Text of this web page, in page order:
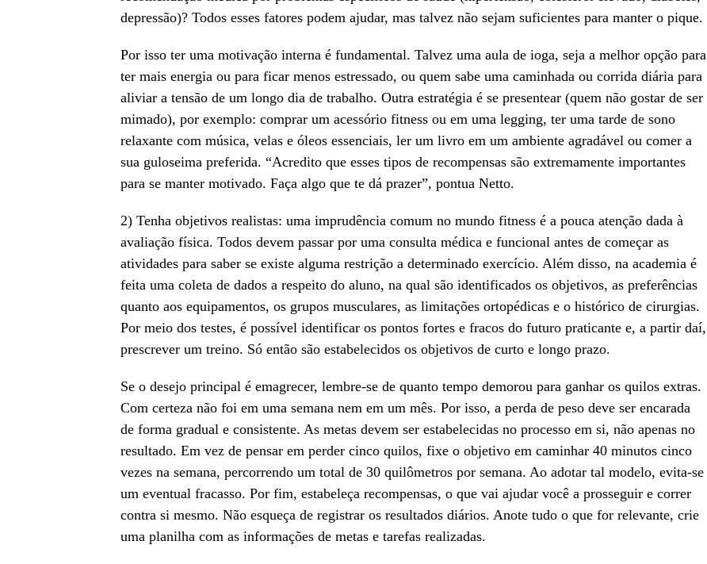
depressão)? Todos esses fatores podem ajudar, mas talvez não sejam suficientes para manter o pique.
Por isso ter uma motivação interna é fundamental. Talvez uma aula de ioga, seja a melhor opção para
ter mais energia ou para ficar menos estressado, ou quem sabe uma caminhada ou corrida diária para
aliviar a tensão de um longo dia de trabalho. Outra estratégia é se presentear (quem não gostar de ser
mimado), por exemplo: comprar um acessório fitness ou em uma legging, ter uma tarde de sono
relaxante com música, velas e óleos essenciais, ler um livro em um ambiente agradável ou comer a
sua guloseima preferida. “Acredito que esses tipos de recompensas são extremamente importantes
para se manter motivado. Faça algo que te dá prazer”, pontua Netto.
2) Tenha objetivos realistas: uma imprudência comum no mundo fitness é a pouca atenção dada à
avaliação física. Todos devem passar por uma consulta médica e funcional antes de começar as
atividades para saber se existe alguma restrição a determinado exercício. Além disso, na academia é
feita uma coleta de dados a respeito do aluno, na qual são identificados os objetivos, as preferências
quanto aos equipamentos, os grupos musculares, as limitações ortopédicas e o histórico de cirurgias.
Por meio dos testes, é possível identificar os pontos fortes e fracos do futuro praticante e, a partir daí,
prescrever um treino. Só então são estabelecidos os objetivos de curto e longo prazo.
Se o desejo principal é emagrecer, lembre-se de quanto tempo demorou para ganhar os quilos extras.
Com certeza não foi em uma semana nem em um mês. Por isso, a perda de peso deve ser encarada
de forma gradual e consistente. As metas devem ser estabelecidas no processo em si, não apenas no
resultado. Em vez de pensar em perder cinco quilos, fixe o objetivo em caminhar 40 minutos cinco
vezes na semana, percorrendo um total de 30 quilômetros por semana. Ao adotar tal modelo, evita-se
um eventual fracasso. Por fim, estabeleça recompensas, o que vai ajudar você a prosseguir e correr
contra si mesmo. Não esqueça de registrar os resultados diários. Anote tudo o que for relevante, crie
uma planilha com as informações de metas e tarefas realizadas.